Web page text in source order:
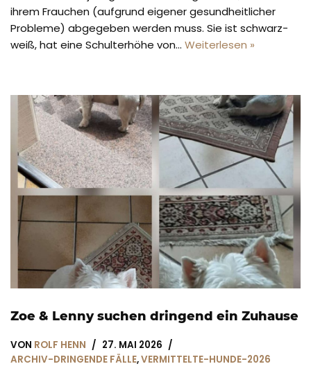
ihrem Frauchen (aufgrund eigener gesundheitlicher
Probleme) abgegeben werden muss. Sie ist schwarz-
weiß, hat eine Schulterhöhe von… Weiterlesen »
Zoe & Lenny suchen dringend ein Zuhause
VON ROLF HENN
27. MAI 2026
ARCHIV-DRINGENDE FÄLLE,VERMITTELTE-HUNDE-2026